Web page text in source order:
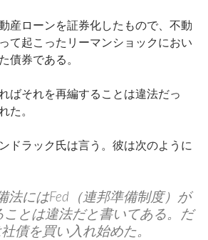
産ローンを証券化したもので、不動
て起こったリーマンショックにおい
債券である。
ばそれを再編することは違法だっ
た。
ドラック氏は言う。彼は次のように
法にはFed（連邦準備制度）が
とは違法だと書いてある。だ
債を買い入れ始めた。